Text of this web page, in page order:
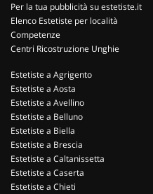
Per la tua pubblicità su estetiste.it
Elenco Estetiste per località
Competenze
Centri Ricostruzione Unghie
Estetiste a Agrigento
Estetiste a Aosta
Estetiste a Avellino
Estetiste a Belluno
Estetiste a Biella
Estetiste a Brescia
Estetiste a Caltanissetta
Estetiste a Caserta
Estetiste a Chieti